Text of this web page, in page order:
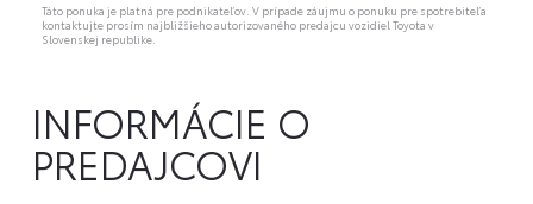
Táto ponuka je platná pre podnikateľov. V prípade záujmu o ponuku pre spotrebiteľa
kontaktujte prosím najbližšieho autorizovaného predajcu vozidiel Toyota v
Slovenskej republike.
INFORMÁCIE O
PREDAJCOVI